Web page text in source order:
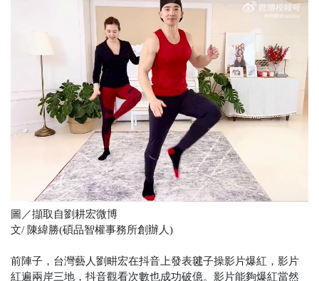
圖／擷取自劉耕宏微博
文/ 陳緯勝(碩品智權事務所創辦人)
前陣子，台灣藝人劉畊宏在抖音上發表毽子操影片爆紅，影片
紅遍兩岸三地，抖音觀看次數也成功破億。影片能夠爆紅當然